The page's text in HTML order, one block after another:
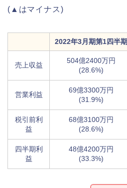
(▲はマイナス)
2022年3月期第1四半期
売上収益
504億2400万円
(28.6%)
営業利益
69億3300万円
(31.9%)
税引前利
益
68億3100万円
(28.6%)
四半期利
益
48億4200万円
(33.3%)